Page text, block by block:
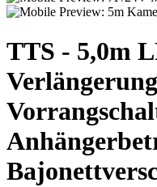
TTS - 5,0m